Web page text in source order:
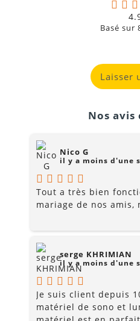
Basé sur
Laisser
Nos avis
Nico G
il y a moins d'une
Tout a très bien
mariage de nos amis,
serge KHRIMIAN
il y a moins d'une
Je suis client depuis
matériel de sono et